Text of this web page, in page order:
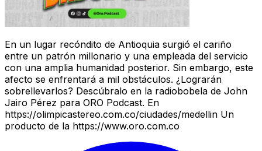
En un lugar recóndito de Antioquia surgió el cariño
entre un patrón millonario y una empleada del servicio
con una amplia humanidad posterior. Sin embargo, este
afecto se enfrentará a mil obstáculos. ¿Lograrán
sobrellevarlos? Descúbralo en la radiobobela de John
Jairo Pérez para ORO Podcast. En
https://olimpicastereo.com.co/ciudades/medellin Un
producto de la https://www.oro.com.co